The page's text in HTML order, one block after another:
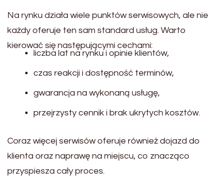
Na rynku działa wiele punktów serwisowych, ale nie
każdy oferuje ten sam standard usług. Warto
kierować się następującymi cechami:
liczba lat na rynku i opinie klientów,
czas reakcji i dostępność terminów,
gwarancja na wykonaną usługę,
przejrzysty cennik i brak ukrytych kosztów.
Coraz więcej serwisów oferuje również dojazd do
klienta oraz naprawę na miejscu, co znacząco
przyspiesza cały proces.